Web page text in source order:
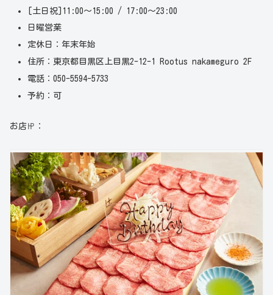
[土日祝]11:00～15:00 / 17:00～23:00
日曜営業
定休日：年末年始
住所：東京都目黒区上目黒2-12-1 Rootus nakameguro 2F
電話：050-5594-5733
予約：可
お店㏋：